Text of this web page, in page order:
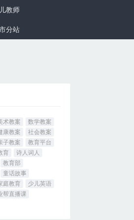
教师
分站
术教案
数学教案
康教案
社会教案
子教案
教育平台
育
诗人词人
教育部
童话故事
庭教育
少儿英语
帮直播课